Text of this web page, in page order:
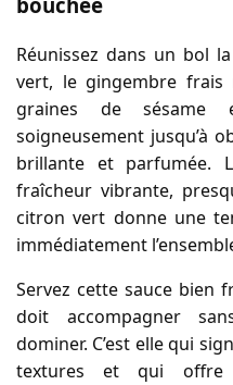
Réunissez dans un bol
vert, le gingembre frais
graines de sésame
soigneusement jusqu’à
brillante et parfumée.
fraîcheur vibrante,
citron vert donne une
immédiatement
Servez cette sauce bien
doit accompagner
dominer. C’est elle qui
textures et qui offre